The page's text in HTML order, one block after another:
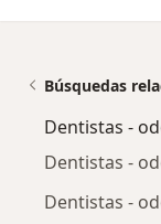
Búsquedas
Dentistas -
Dentistas -
Dentistas -